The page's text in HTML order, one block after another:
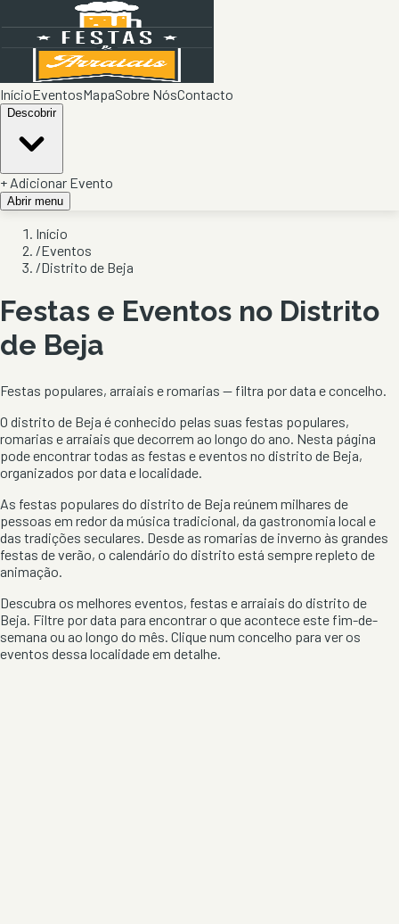
InícioEventosMapaSobre NósContacto
Descobrir
+ Adicionar Evento
Abrir menu
Início
/Eventos
/Distrito de Beja
Festas e Eventos no Distrito
de Beja
Festas populares, arraiais e romarias — filtra por data e concelho.
O distrito de Beja é conhecido pelas suas festas populares,
romarias e arraiais que decorrem ao longo do ano. Nesta página
pode encontrar todas as festas e eventos no distrito de Beja,
organizados por data e localidade.
As festas populares do distrito de Beja reúnem milhares de
pessoas em redor da música tradicional, da gastronomia local e
das tradições seculares. Desde as romarias de inverno às grandes
festas de verão, o calendário do distrito está sempre repleto de
animação.
Descubra os melhores eventos, festas e arraiais do distrito de
Beja. Filtre por data para encontrar o que acontece este fim-de-
semana ou ao longo do mês. Clique num concelho para ver os
eventos dessa localidade em detalhe.